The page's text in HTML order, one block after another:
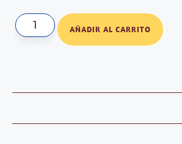
AÑADIR AL CARRITO